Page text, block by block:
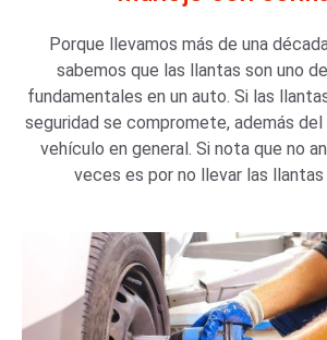
Porque llevamos más de una
sabemos que las llantas son uno
fundamentales en un auto. Si las
seguridad se compromete, además
vehículo en general. Si nota que no
veces es por no llevar las llantas